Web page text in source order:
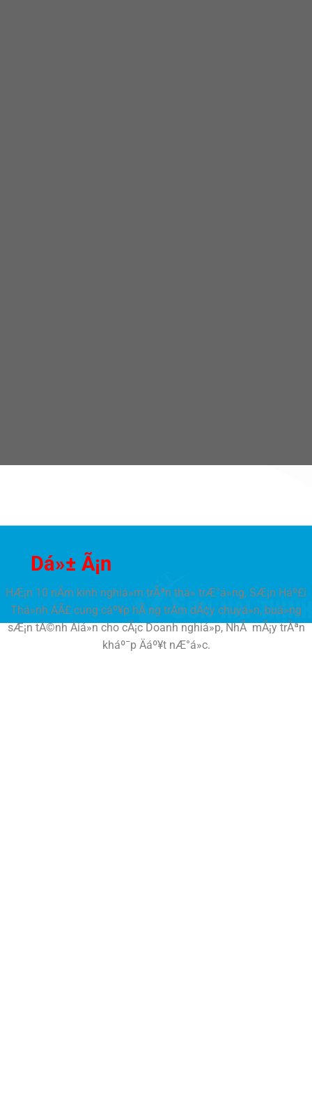
Dá»± Ã¡n
HÆ¡n 10 nÄm kinh nghiá»m trÃªn thá» trÆ°á»ng, SÆ¡n Háº£i
Thá»nh ÄÃ£ cung cáº¥p hÃ ng trÄm dÃ¢y chuyá»n, buá»ng
sÆ¡n tÄ©nh Äiá»n cho cÃ¡c Doanh nghiá»p, NhÃ mÃ¡y trÃªn
kháº¯p Äáº¥t nÆ°á»c.